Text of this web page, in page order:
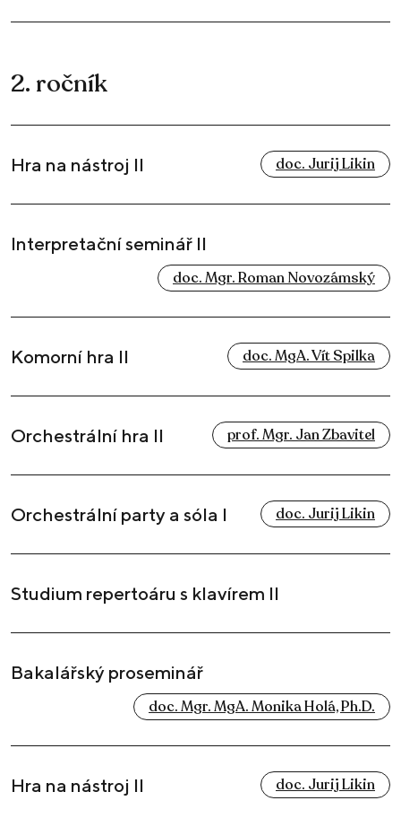
2. ročník
Hra na nástroj II doc. Jurij Likin
Interpretační seminář II
doc. Mgr. Roman Novozámský
Komorní hra II doc. MgA. Vít Spilka
Orchestrální hra II prof. Mgr. Jan Zbavitel
Orchestrální party a sóla I doc. Jurij Likin
Studium repertoáru s klavírem II
Bakalářský proseminář
doc. Mgr. MgA. Monika Holá, Ph.D.
Hra na nástroj II doc. Jurij Likin